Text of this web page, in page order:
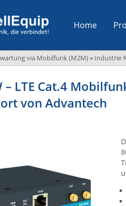
Home
via Mobilfunk (M2M)» Industrie
– LTE Cat.4
von Advantech